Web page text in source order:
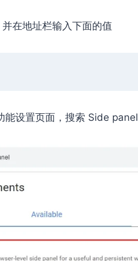
在地址栏输入下面的值
能设置页面，搜索 Side